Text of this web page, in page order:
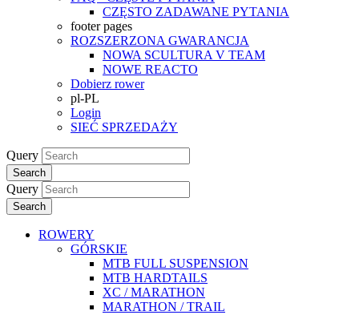
CZĘSTO ZADAWANE PYTANIA
footer pages
ROZSZERZONA GWARANCJA
NOWA SCULTURA V TEAM
NOWE REACTO
Dobierz rower
pl-PL
Login
SIEĆ SPRZEDAŻY
Query
Search
Query
Search
ROWERY
GÓRSKIE
MTB FULL SUSPENSION
MTB HARDTAILS
XC / MARATHON
MARATHON / TRAIL